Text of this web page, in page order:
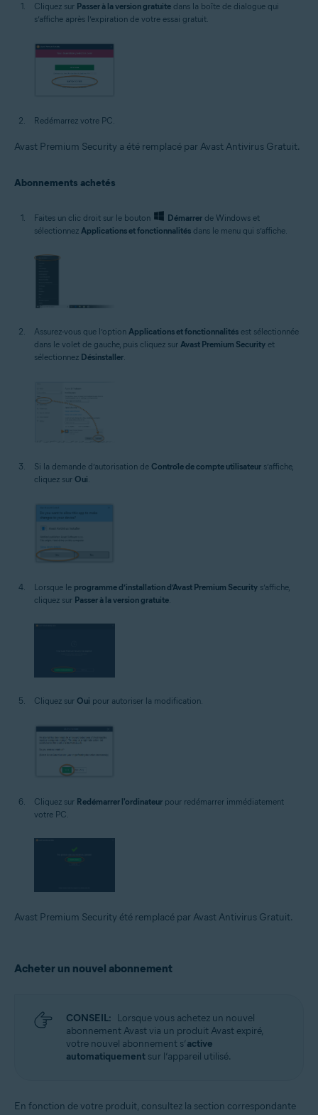
Cliquez sur Passer à la version gratuite dans la boîte de dialogue qui
s’affiche après l’expiration de votre essai gratuit.
Redémarrez votre PC.
Avast Premium Security a été remplacé par Avast Antivirus Gratuit.
Abonnements achetés
Faites un clic droit sur le bouton Démarrer de Windows et
sélectionnez Applications et fonctionnalités dans le menu qui s’affiche.
Assurez-vous que l’option Applications et fonctionnalités est sélectionnée
dans le volet de gauche, puis cliquez sur Avast Premium Security et
sélectionnez Désinstaller.
Si la demande d’autorisation de Contrôle de compte utilisateur s’affiche,
cliquez sur Oui.
Lorsque le programme d’installation d’Avast Premium Security s’affiche,
cliquez sur Passer à la version gratuite
Cliquez sur Oui pour autoriser la modification.
Cliquez sur Redémarrer l'ordinateur pour redémarrer immédiatement
votre PC.
Avast Premium Security été remplacé par Avast Antivirus Gratuit.
Acheter un nouvel abonnement
CONSEIL: Lorsque vous achetez un nouvel
abonnement Avast via un produit Avast expiré,
votre nouvel abonnement s’active
automatiquement sur l’appareil utilisé.
En fonction de votre produit, consultez la section correspondante